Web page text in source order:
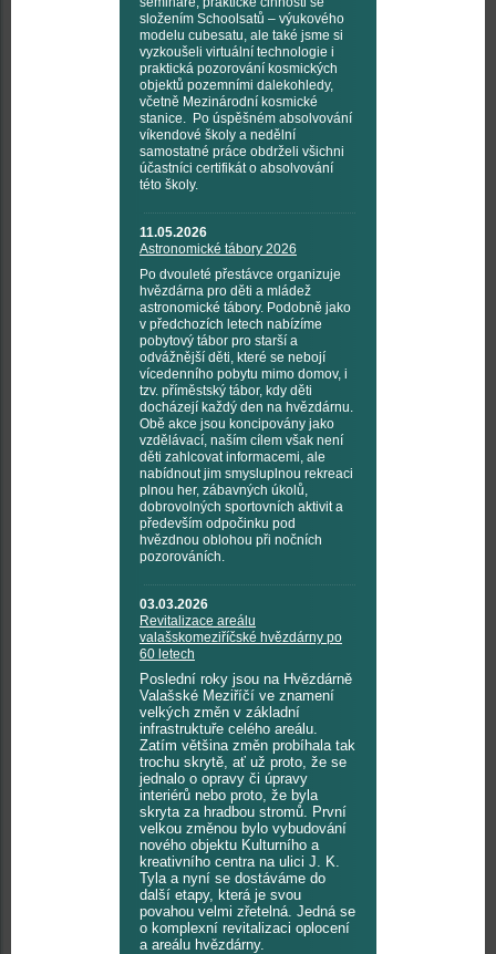
složením Schoolsatů – výukového
modelu cubesatu, ale také jsme si
vyzkoušeli virtuální technologie i
praktická pozorování kosmických
objektů pozemními dalekohledy,
včetně Mezinárodní kosmické
stanice. Po úspěšném absolvování
víkendové školy a nedělní
samostatné práce obdrželi všichni
účastníci certifikát o absolvování
této školy.
11.05.2026
Astronomické tábory 2026
Po dvouleté přestávce organizuje
hvězdárna pro děti a mládež
astronomické tábory. Podobně jako
v předchozích letech nabízíme
pobytový tábor pro starší a
odvážnější děti, které se nebojí
vícedenního pobytu mimo domov, i
tzv. příměstský tábor, kdy děti
docházejí každý den na hvězdárnu.
Obě akce jsou koncipovány jako
vzdělávací, naším cílem však není
děti zahlcovat informacemi, ale
nabídnout jim smysluplnou rekreaci
plnou her, zábavných úkolů,
dobrovolných sportovních aktivit a
především odpočinku pod
hvězdnou oblohou při nočních
pozorováních.
03.03.2026
Revitalizace areálu
valašskomeziříčské hvězdárny po
60 letech
Poslední roky jsou na Hvězdárně
Valašské Meziříčí ve znamení
velkých změn v základní
infrastruktuře celého areálu.
Zatím většina změn probíhala tak
trochu skrytě, ať už proto, že se
jednalo o opravy či úpravy
interiérů nebo proto, že byla
skryta za hradbou stromů. První
velkou změnou bylo vybudování
nového objektu Kulturního a
kreativního centra na ulici J. K.
Tyla a nyní se dostáváme do
další etapy, která je svou
povahou velmi zřetelná. Jedná se
o komplexní revitalizaci oplocení
a areálu hvězdárny.